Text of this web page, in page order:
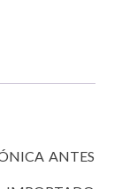
ANTES